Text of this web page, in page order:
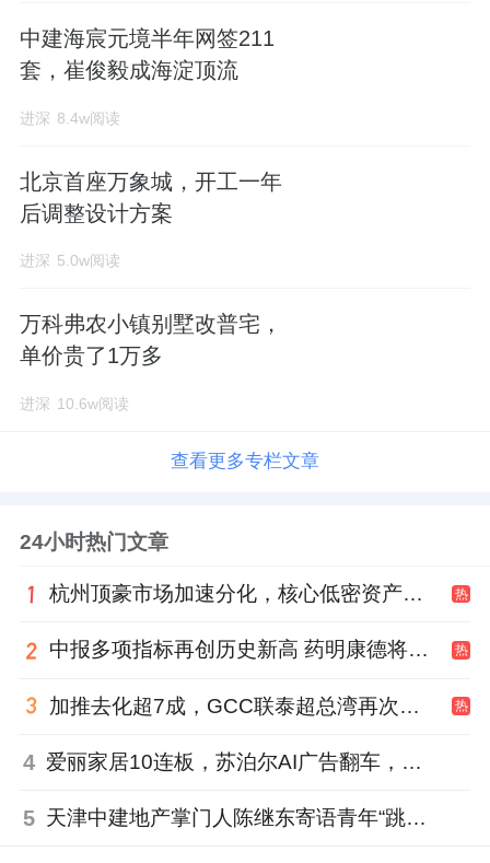
中建海宸元境半年网签211
套，崔俊毅成海淀顶流
进深 8.4w阅读
北京首座万象城，开工一年
后调整设计方案
进深 5.0w阅读
万科弗农小镇别墅改普宅，
单价贵了1万多
进深 10.6w阅读
查看更多专栏文章
24小时热门文章
杭州顶豪市场加速分化，核心低密资产迎来价值兑现 热
中报多项指标再创历史新高 药明康德将高质量发展成果“分发”到位 热
加推去化超7成，GCC联泰超总湾再次引爆深圳顶豪市场认购热潮 热
4 爱丽家居10连板，苏泊尔AI广告翻车，居然之家首单REITs获批丨家居周记
5 天津中建地产掌门人陈继东寄语青年“跳出舒适区”，曾任银行信贷经理